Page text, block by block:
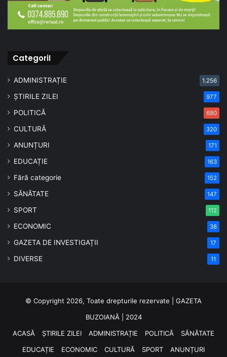
CategoriI
ADMINISTRAȚIE 1.256
ȘTIRILE ZILEI 977
POLITICĂ 680
CULTURĂ 320
ANUNȚURI 171
EDUCAȚIE 163
Fără categorie 152
SĂNĂTATE 147
SPORT 112
ECONOMIC 38
GAZETA DE INVESTIGAȚII 17
DIVERSE 11
© Copyright 2026, Toate drepturile rezervate | GAZETA
BUZOIANĂ | 2024
ACASĂ
ȘTIRILE ZILEI ADMINISTRAȚIE POLITICĂ
SĂNĂTATE
EDUCAȚIE
ECONOMIC CULTURĂ SPORT ANUNȚURI